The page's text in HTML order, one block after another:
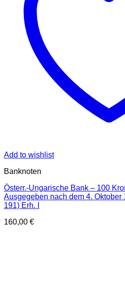
Add to wishlist
Banknoten
Österr.-Ungarische Bank – 100
Ausgegeben nach dem 4. Oktober
191) Erh. I
160,00 €